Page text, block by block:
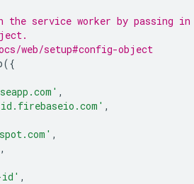
service worker by passing in
web/setup#config-object
({
,
,
,
,
id' ,